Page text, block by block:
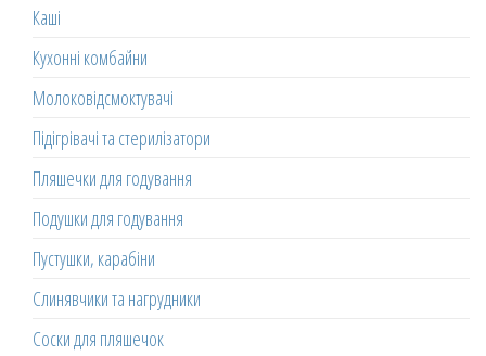
Каші
Кухонні комбайни
Молоковідсмоктувачі
Підігрівачі та стерилізатори
Пляшечки для годування
Подушки для годування
Пустушки, карабіни
Слинявчики та нагрудники
Соски для пляшечок